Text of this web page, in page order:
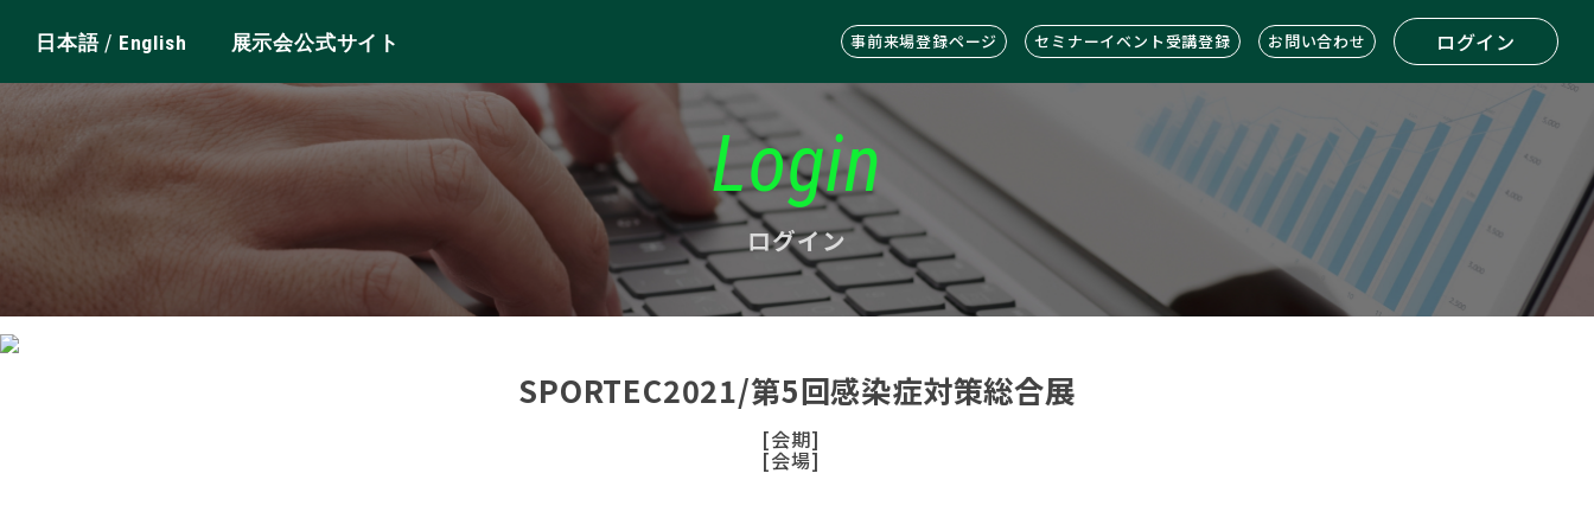
日本語/ English 展示会公式サイト 事前来場登録ページ セミナーイベント受講登録 お問い合わせ ログイン
Login
ログイン
SPORTEC2021/第5回感染症対策総合展
[会期]
[会場]